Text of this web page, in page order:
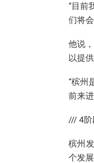
“目前
们将
他说
以提
“槟州
前来
/// 4阶
槟州
个发